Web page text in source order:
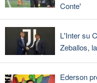
Conte'
L'Inter su
Zeballos,
Ederson